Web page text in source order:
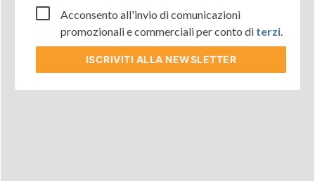
Acconsento all'invio di comunicazioni
promozionali e commerciali per conto di terzi.
ISCRIVITI ALLA NEWSLETTER